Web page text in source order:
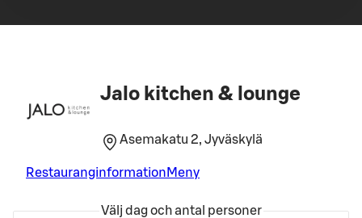
Jalo kitchen & lounge
Asemakatu 2, Jyväskylä
Restauranginformation Meny
Välj dag och antal personer